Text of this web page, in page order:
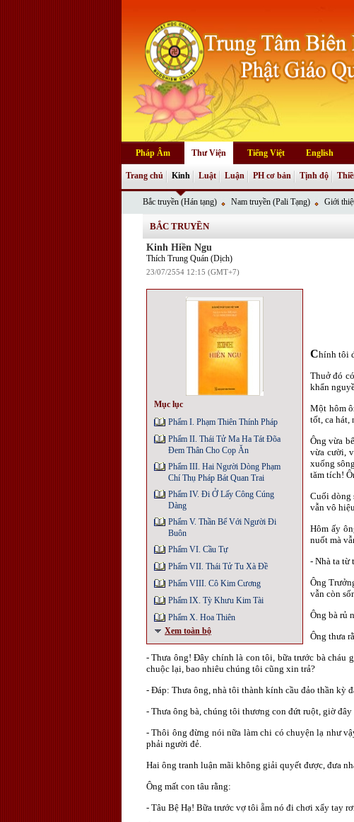
Pháp Âm Thư Viện Tiếng Việt English
Trang chủ Kinh
Bắc truyền (Hán tạng) Nam truyền (Pali Tạng) Giới
Luật Luận PH cơ bản Tịnh độ
BẮC TRUYỀN
Kinh Hiền Ngu
Thích Trung Quán (Dịch)
23/07/2554 12:15 (GMT+7)
Mục lục
Phẩm I. Phạm Thiên Thính Pháp
Phẩm II. Thái Tử Ma Ha Tát Đõa
Đem Thân Cho Cọp Ăn
Phẩm III. Hai Người Dòng Phạm
Chí Thụ Pháp Bát Quan Trai
Phẩm IV. Đi Ở Lấy Công Cúng
Dàng
Phẩm V. Thần Bể Với Người Đi
Buôn
Phẩm VI. Cầu Tự
Phẩm VII. Thái Tử Tu Xà Đề
Phẩm VIII. Cô Kim Cương
Phẩm IX. Tỳ Khưu Kim Tài
Phẩm X. Hoa Thiên
Xem toàn bộ
Chính tôi
Thuở đó
khẩn
Một hôm
tốt, ca hát,
Ông vừa
vừa cười,
xuống
tăm tích!
Cuối dòng
vẫn vô
Hôm ấy
nuốt mà
- Nhà ta từ
Ông
vẫn còn
Ông bà rủ
Ông thưa
- Thưa ông! Đây chính là con tôi, bữa trước bà cháu
chuộc lại, bao nhiêu chúng tôi cũng xin trả?
- Đáp: Thưa ông, nhà tôi thành kính cầu đảo thần kỳ
- Thưa ông bà, chúng tôi thương con đứt ruột, giờ
- Thôi ông đừng nói nữa làm chi có chuyện lạ như
phải người đẻ.
Hai ông tranh luận mãi không giải quyết được, đưa
Ông mất con tâu rằng:
- Tâu Bệ Hạ! Bữa trước vợ tôi ẵm nó đi chơi xẩy tay